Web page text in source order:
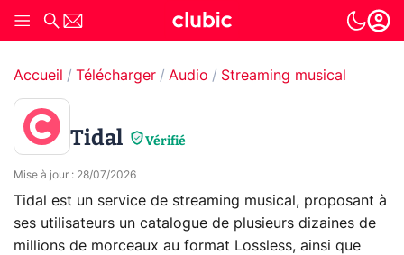
Accueil Télécharger Audio Streaming musical
Tidal Vérifié
Mise à jour : 28/07/2026
Tidal est un service de streaming musical, proposant à
ses utilisateurs un catalogue de plusieurs dizaines de
millions de morceaux au format Lossless, ainsi que